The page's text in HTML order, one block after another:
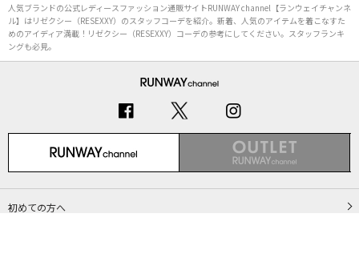
人気ブランドの公式レディースファッション通販サイトRUNWAY channel【ランウェイチャンネ
ル】はリゼクシー（RESEXXY）のスタッフコーデを紹介。新着、人気のアイテムを着こなすた
めのアイディア満載！リゼクシー（RESEXXY）コーデの参考にしてください。スタッフランキ
ングも必見。
初めての方へ